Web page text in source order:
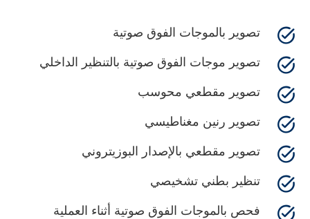
تصوير بالموجات الفوق صوتية
تصوير موجات الفوق صوتية بالتنظير الداخلي
تصوير مقطعي محوسب
تصوير رنين مغناطيسي
تصوير مقطعي بالإصدار البوزيتروني
تنظير بطني تشخيصي
فحص بالموجات الفوق صوتية أثناء العملية